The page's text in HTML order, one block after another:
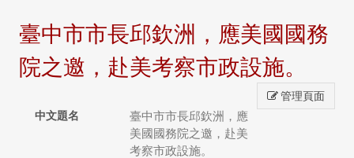
臺中市市長邱欽洲，應美國國務
院之邀，赴美考察市政設施。
管理頁面
中文題名
臺中市市長邱欽洲，應
美國國務院之邀，赴美
考察市政設施。